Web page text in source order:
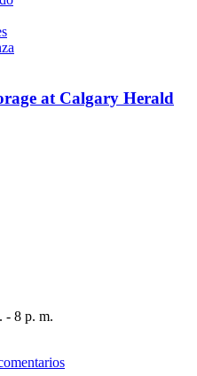
at Calgary Herald
- 8 p. m.